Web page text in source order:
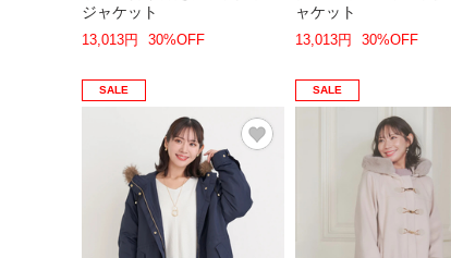
ジャケット
13,013円 30%OFF
ャケット
13,013円 30%OFF
SALE SALE